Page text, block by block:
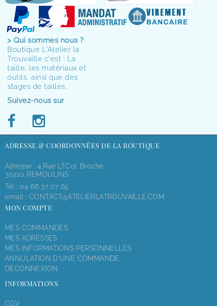
> Qui sommes nous ?
Boutique L'Atelier la
Trouvaille c'est : La
taille, les matériaux et
outils, ainsi que des
stages de tailles.
Suivez-nous sur
ADRESSE & COORDONNÉES DE LA BOUTIQUE
Adresse : 4,rue LT.Col. Broche
30210 REMOULINS
Tél : 04 66 37 07 65
email : CONTACT@ATELIERLATROUVAILLE.COM
MON COMPTE
MES COMMANDES
MES ADRESSES
MES INFORMATIONS PERSONNELLES
ANNULATION D'UNE COMMANDE
DÉCONNEXION
INFORMATIONS
CGV